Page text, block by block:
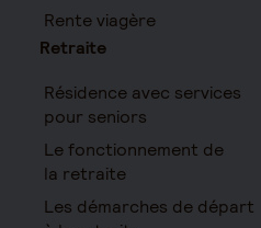
Rente viagère
Retraite
Résidence avec services
pour seniors
Le fonctionnement de
la retraite
Les démarches de départ